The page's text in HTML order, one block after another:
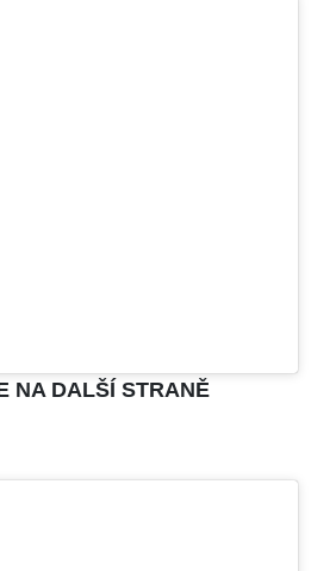
NA DALŠÍ STRANĚ